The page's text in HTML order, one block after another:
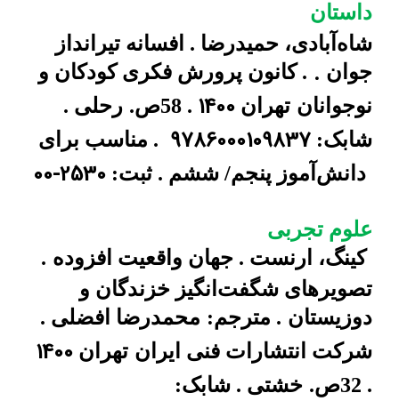
داستان
شاه‌آبادی، حمید‌رضا . افسانه تیر‌انداز
جوان.. کانون پرورش فکری کودکان و
نوجوانان تهران 1400 . 58ص.
رحلی .
شابک:9786000109837 . مناسب برای
دانش‌آموز پنجم/ ششم . ثبت:00-2530
علوم تجربی
کینگ، ارنست . جهان واقعیت افزوده .
تصویرهای شگفت‌انگیز خزندگان و
دوزیستان . مترجم: محمدرضا افضلی .
شرکت انتشارات فنی ایران تهران 1400
خشتی . شابک: